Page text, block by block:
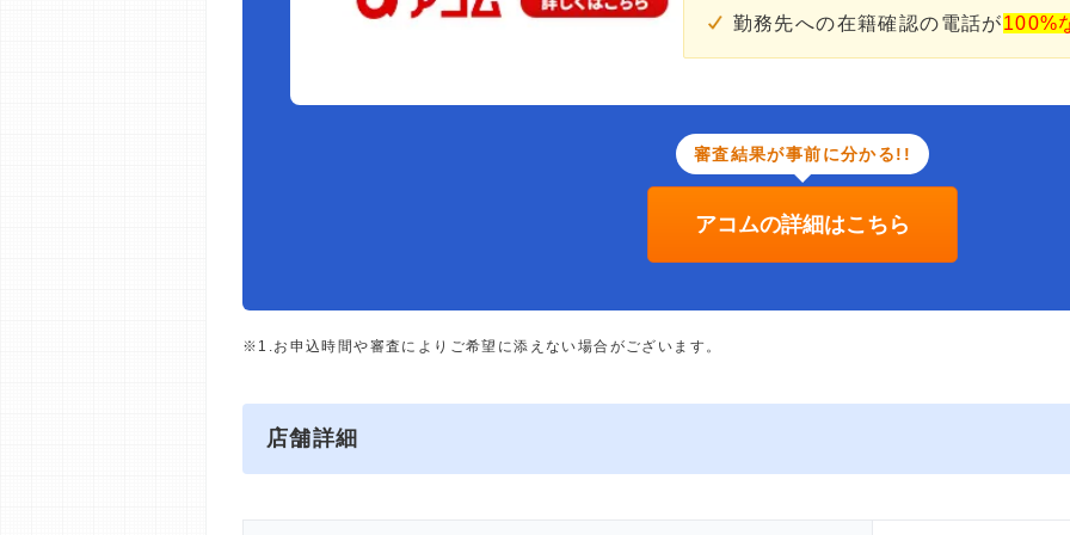
勤務先への在籍確認の電話が100%
審査結果が事前に分かる!!
アコムの詳細はこちら
※1.お申込時間や審査によりご希望に添えない場合がございます。
店舗詳細